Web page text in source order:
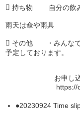
 持ち物 自分の飲み
雨天は傘や雨具
 その他 ・みんなで
予定しております。
お申し込み
https://
●20230924 Time